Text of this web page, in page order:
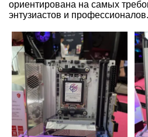
ориентирована на самых
энтузиастов и профессионалов.